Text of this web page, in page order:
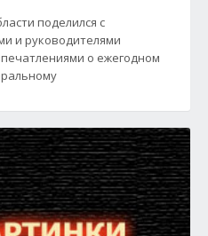
поделился с
и руководителями
о ежегодном